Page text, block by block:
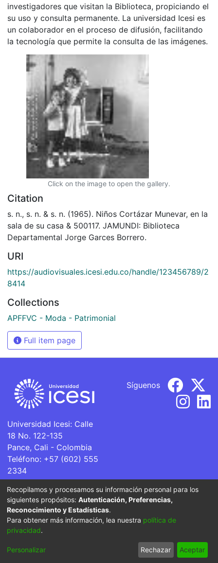
investigadores que visitan la Biblioteca, propiciando el
su uso y consulta permanente. La universidad Icesi es
un colaborador en el proceso de difusión, facilitando
la tecnología que permite la consulta de las imágenes.
Click on the image to open the gallery.
Citation
s. n., s. n. & s. n. (1965). Niños Cortázar Munevar, en la
sala de su casa & 500117. JAMUNDI: Biblioteca
Departamental Jorge Garces Borrero.
URI
https://audiovisuales.icesi.edu.co/handle/123456789/2
8414
Collections
APFFVC - Moda - Patrimonial
Full item page
Universidad Icesi: Calle
18 No. 122-135
Pance, Cali - Colombia
Teléfono: +57 (602) 555
2334
ventanillaunica@icesi.edu.co
Síguenos
La Universidad Icesi es una Institución de Educación
Superior que se encuentra sujeta a inspección y vigilancia
por parte del Ministerio de Educación Nacional.
Cookie
End User
Agreement
Send
Feedback
Recopilamos y procesamos su información personal para los
siguientes propósitos: Autenticación, Preferencias,
Reconocimiento y Estadísticas.
Para obtener más información, lea nuestra política de
privacidad.
Personalizar Rechazar Aceptar